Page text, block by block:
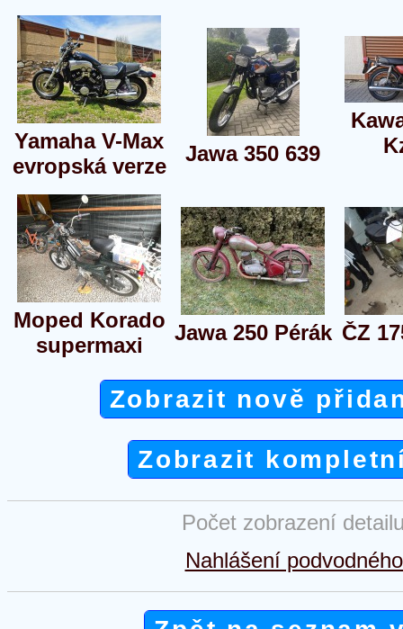
Yamaha V-Max
evropská verze
Jawa 350 639
Moped Korado
supermaxi
Jawa 250 Pérák ČZ
Zobrazit nově
Zobrazit
Počet zobrazení
Nahlášení